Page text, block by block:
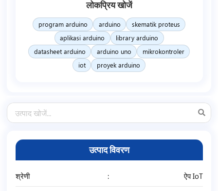
लोकप्रिय खोजें
program arduino arduino
skematik proteus
aplikasi arduino
library arduino
datasheet arduino
arduino uno
mikrokontroler
iot
proyek arduino
उत्पाद विवरण
श्रेणी ऐप IoT